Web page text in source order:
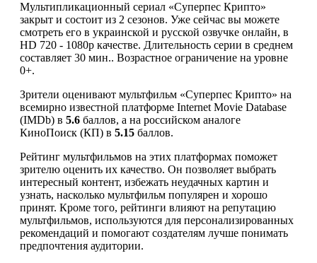
Мультипликационный сериал «Суперпес Крипто»
закрыт и состоит из 2 сезонов. Уже сейчас вы можете
смотреть его в украинской и русской озвучке онлайн, в
HD 720 - 1080p качестве. Длительность серии в среднем
составляет 30 мин.. Возрастное ограничение на уровне
0+.
Зрители оценивают мультфильм «Суперпес Крипто» на
всемирно известной платформе Internet Movie Database
(IMDb) в 5.6 баллов, а на российском аналоге
КиноПоиск (КП) в 5.15 баллов.
Рейтинг мультфильмов на этих платформах поможет
зрителю оценить их качество. Он позволяет выбрать
интересный контент, избежать неудачных картин и
узнать, насколько мультфильм популярен и хорошо
принят. Кроме того, рейтинги влияют на репутацию
мультфильмов, используются для персонализированных
рекомендаций и помогают создателям лучше понимать
предпочтения аудитории.